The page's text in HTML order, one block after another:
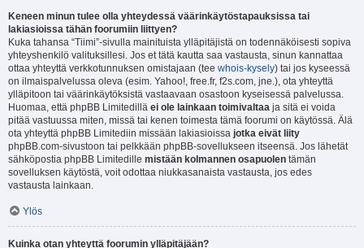
Keneen minun tulee olla yhteydessä väärinkäytöstapauksissa tai
lakiasioissa tähän foorumiin liittyen?
Kuka tahansa “Tiimi”-sivulla mainituista ylläpitäjistä on todennäköisesti sopiva
yhteyshenkilö valituksillesi. Jos et tätä kautta saa vastausta, sinun kannattaa
ottaa yhteyttä verkkotunnuksen omistajaan (tee whois-kysely) tai jos kyseessä
on ilmaispalvelussa oleva (esim. Yahoo!, free.fr, f2s.com, jne.), ota yhteyttä
ylläpitoon tai väärinkäytöksistä vastaavaan osastoon kyseisessä palvelussa.
Huomaa, että phpBB Limitedillä ei ole lainkaan toimivaltaa ja sitä ei voida
pitää vastuussa miten, missä tai kenen toimesta tämä foorumi on käytössä. Älä
ota yhteyttä phpBB Limitediin missään lakiasioissa jotka eivät liity
phpBB.com-sivustoon tai pelkkään phpBB-sovellukseen itseensä. Jos lähetät
sähköpostia phpBB Limitedille mistään kolmannen osapuolen tämän
sovelluksen käytöstä, voit odottaa niukkasanaista vastausta, jos edes
vastausta lainkaan.
Ylös
Kuinka otan yhteyttä foorumin ylläpitäjään?